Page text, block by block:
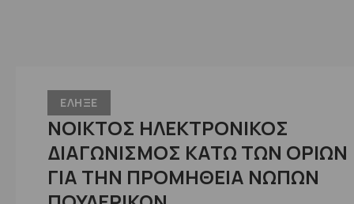
ΕΛΗΞΕ
ΝΟΙΚΤΟΣ ΗΛΕΚΤΡΟΝΙΚΟΣ
ΔΙΑΓΩΝΙΣΜΟΣ ΚΑΤΩ ΤΩΝ ΟΡΙΩΝ
ΓΙΑ ΤΗΝ ΠΡΟΜΗΘΕΙΑ ΝΩΠΩΝ